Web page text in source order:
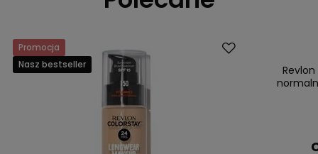
Promocja
Nasz bestseller
Nasz